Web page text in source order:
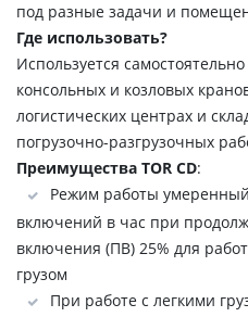
под разные задачи и
Где использовать?
Используется
консольных и козловых
логистических центрах и
погрузочно-разгрузочных
Преимущества TOR CD:
Режим работы
включений в час при
включения (ПВ) 25% для
грузом
При работе с легкими